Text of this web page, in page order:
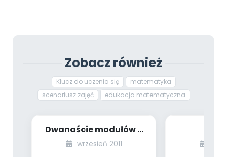
Zobacz również
Klucz do uczenia się
matematyka
scenariusz zajęć
edukacja matematyczna
Dwanaście modułów –
jedna praktyka
wrzesień 2011